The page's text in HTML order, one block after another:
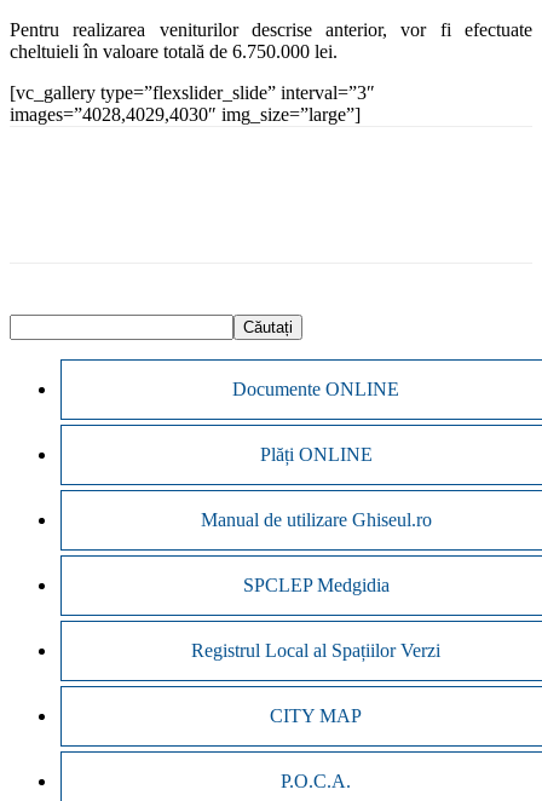
Pentru realizarea veniturilor descrise anterior, vor fi efectuate
cheltuieli în valoare totală de 6.750.000 lei.
[vc_gallery type=”flexslider_slide” interval=”3″
images=”4028,4029,4030″ img_size=”large”]
Documente ONLINE
Plăți ONLINE
Manual de utilizare Ghiseul.ro
SPCLEP Medgidia
Registrul Local al Spațiilor Verzi
CITY MAP
P.O.C.A.